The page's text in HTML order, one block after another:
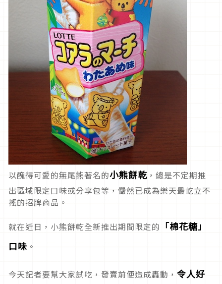
以醜得可愛的無尾熊著名的小熊餅乾 ，總是不定期推
出區域限定口味或分享包等，儼然已成為樂天最屹立不
搖的招牌商品。
就在近日，小熊餅乾全新推出期間限定的 「棉花糖」
口味 。
今天記者要幫大家試吃，發賣前便造成轟動， 令人好